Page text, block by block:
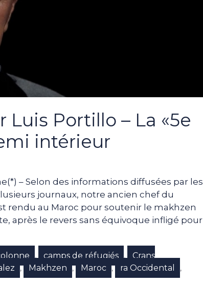
Portillo – La «5e
intérieur
– Selon des informations diffusées par les
journaux, notre ancien chef du
rendu au Maroc pour soutenir le makhzen
après le revers sans équivoque infligé pour
, camps de réfugiés , Crans
, Makhzen , Maroc , ra Occidental ,